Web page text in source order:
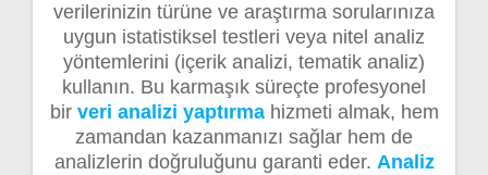
verilerinizin türüne ve araştırma sorularınıza
uygun istatistiksel testleri veya nitel analiz
yöntemlerini (içerik analizi, tematik analiz)
kullanın. Bu karmaşık süreçte profesyonel
bir veri analizi yaptırmahizmeti almak, hem
zamandan kazanmanızı sağlar hem de
analizlerin doğruluğunu garanti eder. Analiz